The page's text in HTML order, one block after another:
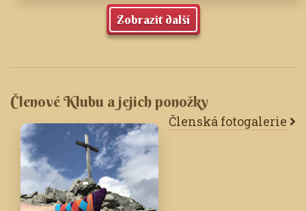
Zobrazit další
Členové Klubu a jejich ponožky
Členská fotogalerie